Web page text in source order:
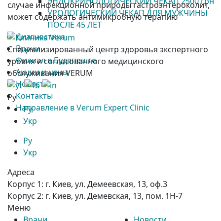
УРОЛОГИЧЕСКИЙ ЧЕКАП ДЛЯ МУЖЧИНЫ
ПОСЛЕ 45 ЛЕТ
Диагностика
Врачи
Филиал в Будапеште
Акции и цены
Новости
Контакты
Направление в Verum Expert Clinic
случае инфекционной природы гастроэнтероколит,
может содержать антимикробную терапию
Специализированный центр здоровья экспертного
уровня и согласованного медицинского
обслуживания VERUM
Ру
Ру
Укр
Ру
Укр
Адреса
Корпус 1: г. Киев, ул. Демеевская, 13, оф.3
Корпус 2: г. Киев, ул. Демевская, 13, пом. 1Н-7
Меню